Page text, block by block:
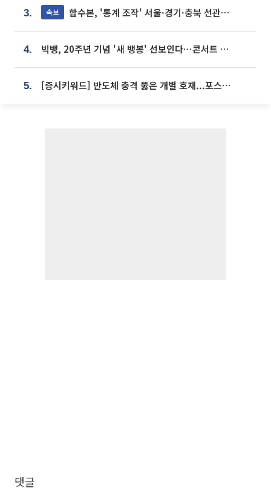
3. 속보 합수본, '통계 조작' 서울·경기·충북 선관위 등 추가 압수수색
4. 빅뱅, 20주년 기념 '새 뱅봉' 선보인다⋯콘서트 앞두고 팝업 개최
5. [증시키워드] 반도체 충격 뚫은 개별 호재...포스코퓨처엠·에코프로·한화솔루션 '눈길'
댓글